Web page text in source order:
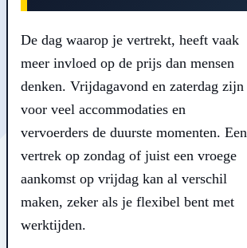
De dag waarop je vertrekt, heeft vaak
meer invloed op de prijs dan mensen
denken. Vrijdagavond en zaterdag zijn
voor veel accommodaties en
vervoerders de duurste momenten. Een
vertrek op zondag of juist een vroege
aankomst op vrijdag kan al verschil
maken, zeker als je flexibel bent met
werktijden.